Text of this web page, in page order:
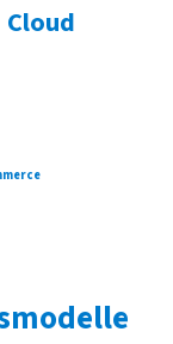
Cloud